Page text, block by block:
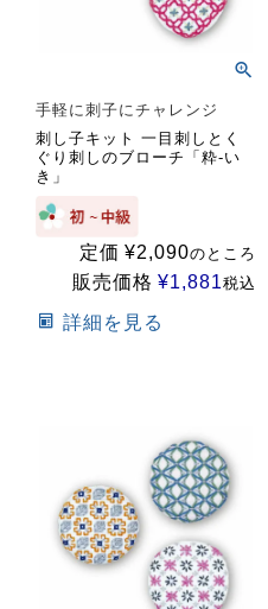
手軽に刺子にチャレンジ
刺し子キット 一目刺しとく
ぐり刺しのブローチ「粋-い
き」
定価 ¥2,090のところ
販売価格 ¥1,881税込
詳細を見る